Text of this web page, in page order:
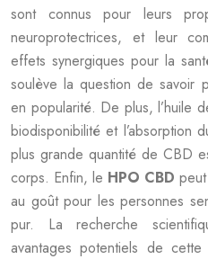
sont connus pour leurs
neuroprotectrices, et leur
effets synergiques pour la
soulève la question de savoir
en popularité. De plus, l’huile
biodisponibilité et l’absorption
plus grande quantité de CBD
corps. Enfin, le HPO CBD
au goût pour les personnes
pur. La recherche
avantages potentiels de cette